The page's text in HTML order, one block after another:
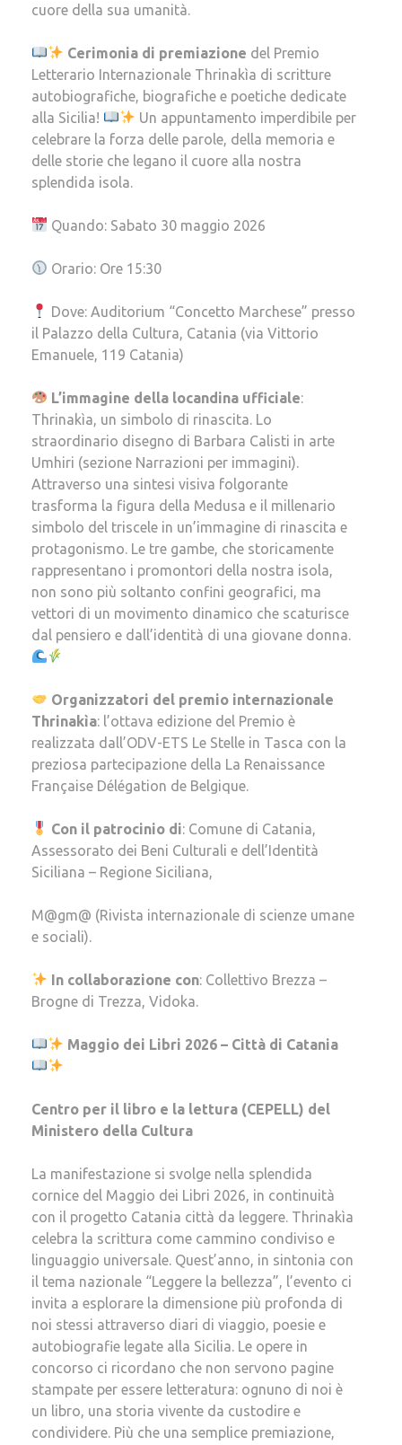
cuore della sua umanità.
Cerimonia di premiazione del Premio
Letterario Internazionale Thrinakìa di scritture
autobiografiche, biografiche e poetiche dedicate
alla Sicilia!
Un appuntamento imperdibile per
celebrare la forza delle parole, della memoria e
delle storie che legano il cuore alla nostra
splendida isola.
Quando: Sabato 30 maggio 2026
Orario: Ore 15:30
Dove: Auditorium “Concetto Marchese” presso
il Palazzo della Cultura, Catania (via Vittorio
Emanuele, 119 Catania)
L’immagine della locandina ufficiale:
Thrinakìa, un simbolo di rinascita. Lo
straordinario disegno di Barbara Calisti in arte
Umhiri (sezione Narrazioni per immagini).
Attraverso una sintesi visiva folgorante
trasforma la figura della Medusa e il millenario
simbolo del triscele in un’immagine di rinascita e
protagonismo. Le tre gambe, che storicamente
rappresentano i promontori della nostra isola,
non sono più soltanto confini geografici, ma
vettori di un movimento dinamico che scaturisce
dal pensiero e dall’identità di una giovane donna.
Organizzatori del premio internazionale
Thrinakìa: l’ottava edizione del Premio è
realizzata dall’ODV-ETS Le Stelle in Tasca con la
preziosa partecipazione della La Renaissance
Française Délégation de Belgique.
Con il patrocinio di: Comune di Catania,
Assessorato dei Beni Culturali e dell’Identità
Siciliana – Regione Siciliana,
M@gm@ (Rivista internazionale di scienze umane
e sociali).
In collaborazione con: Collettivo Brezza –
Brogne di Trezza, Vidoka.
Maggio dei Libri 2026 – Città di Catania
Centro per il libro e la lettura (CEPELL) del
Ministero della Cultura
La manifestazione si svolge nella splendida
cornice del Maggio dei Libri 2026, in continuità
con il progetto Catania città da leggere. Thrinakìa
celebra la scrittura come cammino condiviso e
linguaggio universale. Quest’anno, in sintonia con
il tema nazionale “Leggere la bellezza”, l’evento ci
invita a esplorare la dimensione più profonda di
noi stessi attraverso diari di viaggio, poesie e
autobiografie legate alla Sicilia. Le opere in
concorso ci ricordano che non servono pagine
stampate per essere letteratura: ognuno di noi è
un libro, una storia vivente da custodire e
condividere. Più che una semplice premiazione,